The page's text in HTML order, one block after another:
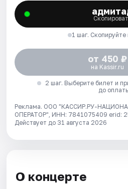
1 шаг.
от 450 ₽
на Kassir.ru
2 шаг. Выберите билет и
до
Реклама. ООО "КАССИР.РУ-
ОПЕРАТОР", ИНН: 7841075409 erid:
Действует до 31 августа 2026
О концерте